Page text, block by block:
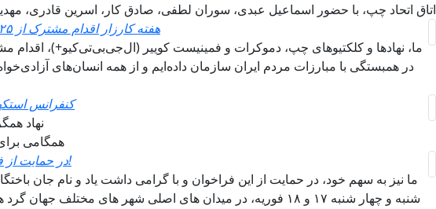
اتاق اتحاد چپ، با حضور اسماعیل عبدی، سوران لطفی، صادق کار، اسرین قادری،
هفته کارزار اقدام مشترک از ۲۵ آپریل تا ۲ ماه می در شهرهای اروپا
در همبستگی با مبارزات مردم ایران سازمان داده‌ایم و از همه انسان‌های
کنفرانس
نهاد
همگامی
در حمایت از فراخوان دانشجویان گرد هم می آییم!
ما نیز به سهم خود، در حمایت از این فراخوان و با گرامی داشت یاد و نام جان
شنبه و چهار شنبه ۱۷ و ۱۸ فوریه، در میدان های اصلی شهر های